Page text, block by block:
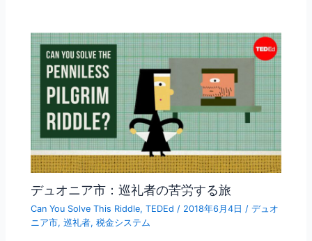
デュオニア市：巡礼者の苦労する旅
Can You Solve This Riddle,TEDEd / 2018年6月4日/デュオ
ニア市,巡礼者,税金システム